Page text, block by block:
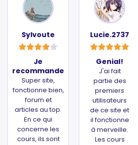
Sylvoute
Je
recommande
Super site,
fonctionne bien,
forum et
articles au top.
En ce qui
concerne les
cours, ils sont
Lucie.2737
Genial!
J'ai fait
partie des
premiers
utilisateurs
de ce site et
il fonctionne
à merveille.
Les cours